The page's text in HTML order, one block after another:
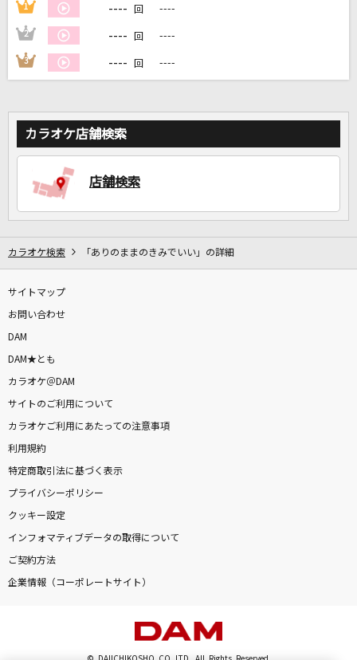
カラオケをもっと楽しもう！
1 ---- 回 ----
2 ---- 回 ----
3 ---- 回 ----
カラオケ店舗検索
店舗検索
カラオケ検索 「ありのままのきみでいい」の詳細
サイトマップ
お問い合わせ
DAM
DAM★とも
カラオケ＠DAM
サイトのご利用について
カラオケご利用にあたっての注意事項
利用規約
特定商取引法に基づく表示
プライバシーポリシー
クッキー設定
インフォマティブデータの取得について
ご契約方法
企業情報（コーポレートサイト）
© DAIICHIKOSHO CO.,LTD. All Rights Reserved.